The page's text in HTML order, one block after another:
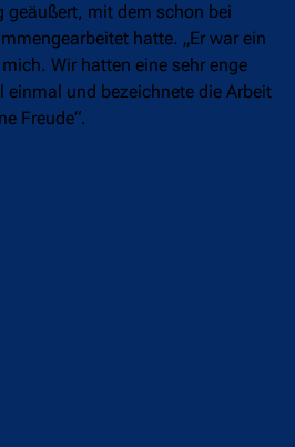
geäußert, mit dem schon bei
hatte. „Er war ein
Wir hatten eine sehr enge
einmal und bezeichnete die Arbeit
Freude“.